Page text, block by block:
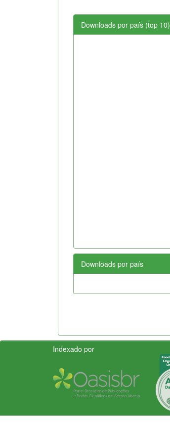
Downloads por país (top 10)
Downloads por país
Indexado por